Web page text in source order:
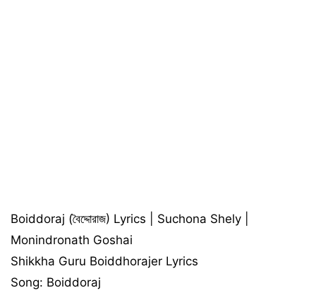
Boiddoraj (বৈদ্দোরাজ) Lyrics | Suchona Shely |
Monindronath Goshai
Shikkha Guru Boiddhorajer Lyrics
Song: Boiddoraj